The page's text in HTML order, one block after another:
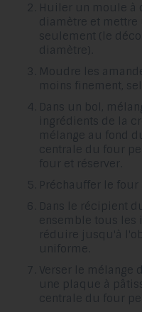
Huiler un moule à
diamètre et
seulement (le
diamètre).
Moudre les
moins finement,
Dans un bol,
ingrédients de la
mélange au fond
centrale du four
four et réserver.
Préchauffer le four
Dans le récipient
ensemble tous les
réduire jusqu'à
uniforme.
Verser le mélange
une plaque à
centrale du four